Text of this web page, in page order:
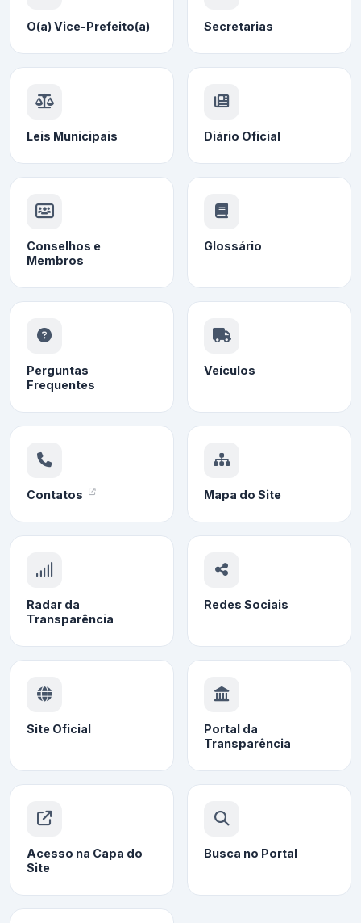
O(a) Vice-Prefeito(a) Secretarias
Leis Municipais Diário Oficial
Conselhos e
Membros
Glossário
Perguntas
Frequentes
Veículos
Contatos Mapa do Site
Radar da
Transparência
Redes Sociais
Site Oficial
Portal da
Transparência
Acesso na Capa do
Site
Busca no Portal